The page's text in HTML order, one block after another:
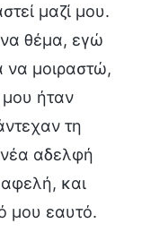
μαζί μου.
θέμα, εγώ
να μοιραστώ,
ήταν
τη
αδελφή
και
μου εαυτό.